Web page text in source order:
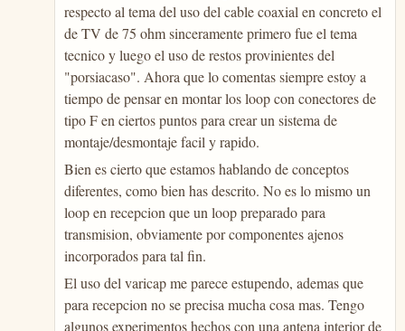
respecto al tema del uso del cable coaxial en concreto el
de TV de 75 ohm sinceramente primero fue el tema
tecnico y luego el uso de restos provinientes del
"porsiacaso". Ahora que lo comentas siempre estoy a
tiempo de pensar en montar los loop con conectores de
tipo F en ciertos puntos para crear un sistema de
montaje/desmontaje facil y rapido.
Bien es cierto que estamos hablando de conceptos
diferentes, como bien has descrito. No es lo mismo un
loop en recepcion que un loop preparado para
transmision, obviamente por componentes ajenos
incorporados para tal fin.
El uso del varicap me parece estupendo, ademas que
para recepcion no se precisa mucha cosa mas. Tengo
algunos experimentos hechos con una antena interior de